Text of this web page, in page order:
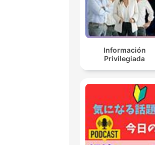
Información
Privilegiada